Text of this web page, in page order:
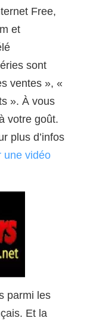
Free,
et
sont
ventes », «
». À vous
votre goût.
plus d’infos
une vidéo
parmi les
Et la